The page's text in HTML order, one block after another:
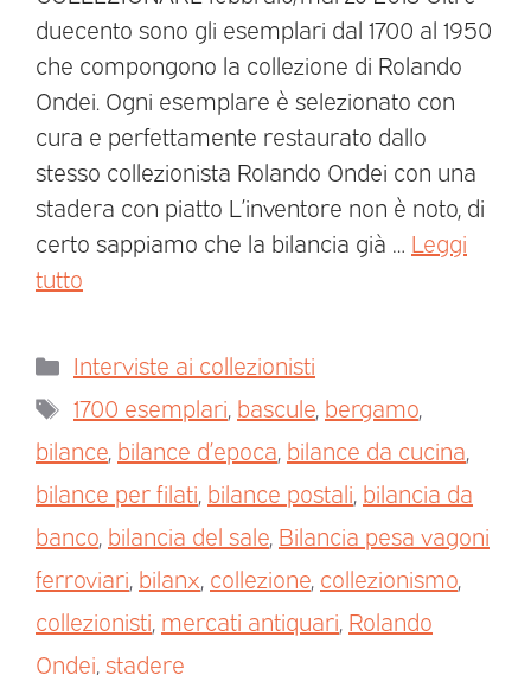
duecento sono gli esemplari dal 1700 al 1950
che compongono la collezione di Rolando
Ondei. Ogni esemplare è selezionato con
cura e perfettamente restaurato dallo
stesso collezionista Rolando Ondei con una
stadera con piatto L’inventore non è noto, di
certo sappiamo che la bilancia già … Leggi
tutto
Interviste ai collezionisti
1700 esemplari, bascule, bergamo,
bilance, bilance d’epoca, bilance da cucina,
bilance per filati, bilance postali, bilancia da
banco, bilancia del sale, Bilancia pesa vagoni
ferroviari, bilanx, collezione, collezionismo,
collezionisti, mercati antiquari, Rolando
Ondei,stadere